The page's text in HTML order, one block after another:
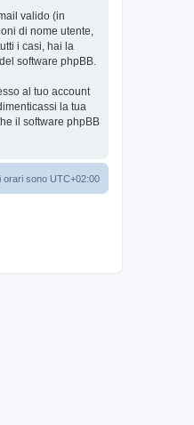
valido (in
di nome utente,
i casi, hai la
software phpBB.
al tuo account
la tua
il software phpBB
orari sono UTC+02:00